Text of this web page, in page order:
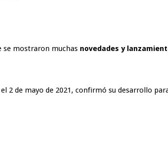
se mostraron muchas novedades y
2 de mayo de 2021, confirmó su desarrollo